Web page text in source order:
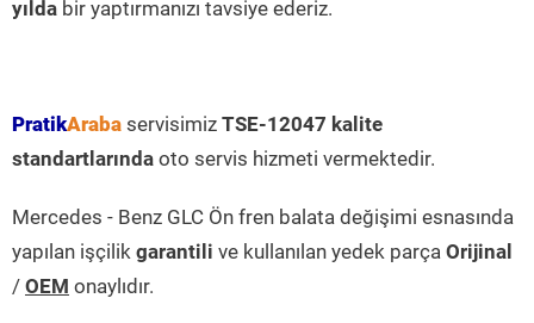
yılda bir yaptırmanızı tavsiye ederiz.
PratikAraba servisimiz TSE-12047 kalite
standartlarında oto servis hizmeti vermektedir.
Mercedes - Benz GLC Ön fren balata değişimi esnasında
yapılan işçilik garantili ve kullanılan yedek parça Orijinal
/ OEM onaylıdır.